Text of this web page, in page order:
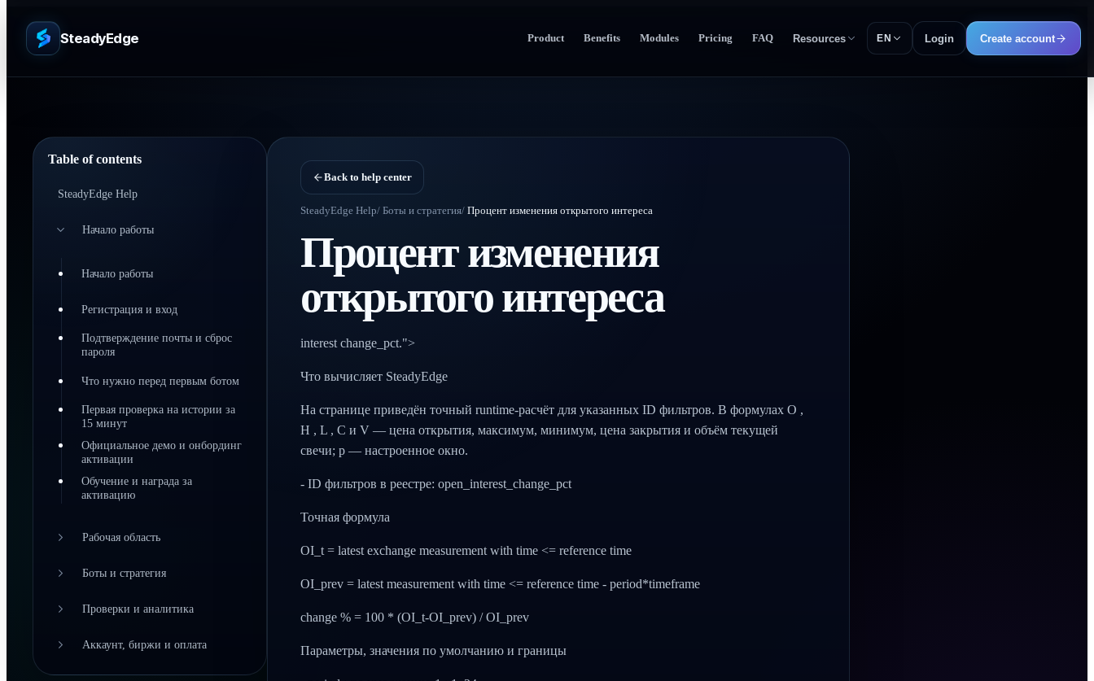
SteadyEdge Product Benefits Modules Pricing FAQ Resources EN Login Create account
Table of contents
SteadyEdge Help
Начало работы
Начало работы
Регистрация и вход
Подтверждение почты и сброс
пароля
Что нужно перед первым ботом
Первая проверка на истории за
15 минут
Официальное демо и онбординг
активации
Обучение и награда за
активацию
Рабочая область
Боты и стратегия
Проверки и аналитика
Аккаунт, биржи и оплата
Back to help center
SteadyEdge Help/ Боты и стратегия/ Процент изменения открытого интереса
Процент изменения
открытого интереса
interest change_pct.">
Что вычисляет SteadyEdge
На странице приведён точный runtime-расчёт для указанных ID фильтров. В формулах O ,
H , L , C и V — цена открытия, максимум, минимум, цена закрытия и объём текущей
свечи; p — настроенное окно.
- ID фильтров в реестре: open_interest_change_pct
Точная формула
OI_t = latest exchange measurement with time <= reference time
OI_prev = latest measurement with time <= reference time - period*timeframe
change % = 100 * (OI_t-OI_prev) / OI_prev
Параметры, значения по умолчанию и границы